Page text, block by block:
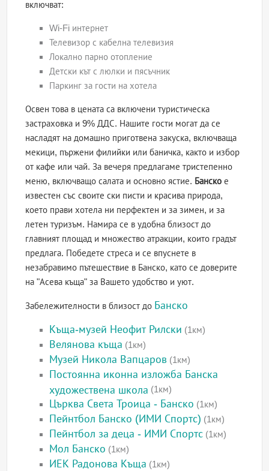
включват:
Wi-Fi интернет
Телевизор с кабелна телевизия
Локално парно отопление
Детски кът с люлки и пясъчник
Паркинг за гости на хотела
Освен това в цената са включени туристическа
застраховка и 9% ДДС. Нашите гости могат да се
насладят на домашно приготвена закуска, включваща
мекици, пържени филийки или баничка, както и избор
от кафе или чай. За вечеря предлагаме тристепенно
меню, включващо салата и основно ястие. Банско е
известен със своите ски писти и красива природа,
което прави хотела ни перфектен и за зимен, и за
летен туризъм. Намира се в удобна близост до
главният площад и множество атракции, които градът
предлага. Победете стреса и се впуснете в
незабравимо пътешествие в Банско, като се доверите
на "Асева къща" за Вашето удобство и уют.
Забележителности в близост до Банско
Къща-музей Неофит Рилски (1км)
Велянова къща (1км)
Музей Никола Вапцаров (1км)
Постоянна иконна изложба Банска
художествена школа (1км)
Църква Света Троица - Банско (1км)
Пейнтбол Банско (ИМИ Спортс) (1км)
Пейнтбол за деца - ИМИ Спортс (1км)
Мол Банско (1км)
ИЕК Радонова Къща (1км)